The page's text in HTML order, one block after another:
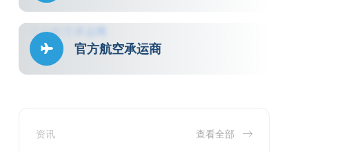
官方航空承运商
资讯 查看全部